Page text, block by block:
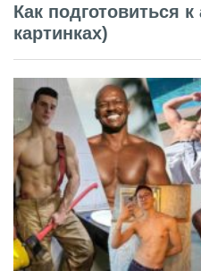
Как подготовиться
картинках)